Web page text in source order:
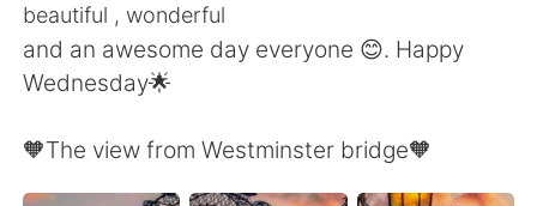
Türkçe
繁體中文 Español
beautiful , wonderful
and an awesome day everyone 😊. Happy
Wednesday🌟
🧡The view from Westminster bridge🧡